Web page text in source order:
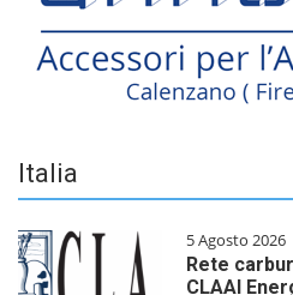
Italia
5 Agosto 2026
Rete
CLAAI